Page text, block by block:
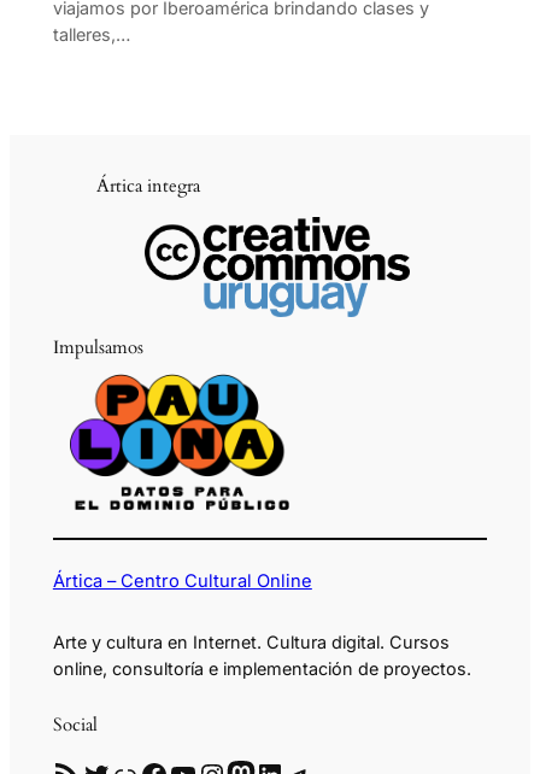
viajamos por Iberoamérica brindando clases y
talleres,…
Ártica integra
Impulsamos
Ártica – Centro Cultural Online
Arte y cultura en Internet. Cultura digital. Cursos
online, consultoría e implementación de proyectos.
Social